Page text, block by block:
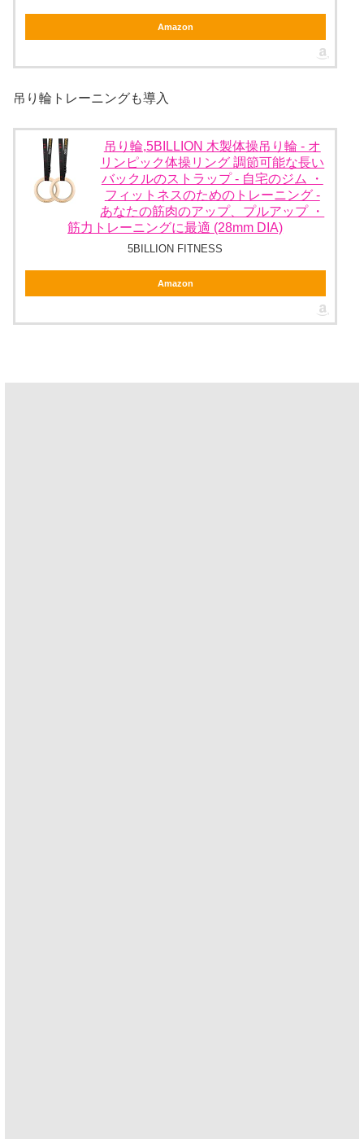
Amazon
吊り輪トレーニングも導入
吊り輪,5BILLION 木製体操吊り輪 - オ
リンピック体操リング 調節可能な長い
バックルのストラップ - 自宅のジム ・
フィットネスのためのトレーニング -
あなたの筋肉のアップ、プルアップ ・
筋力トレーニングに最適 (28mm DIA)
5BILLION FITNESS
Amazon